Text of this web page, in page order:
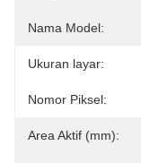
Nama Model:
Ukuran layar:
Nomor Piksel:
Area Aktif (mm):